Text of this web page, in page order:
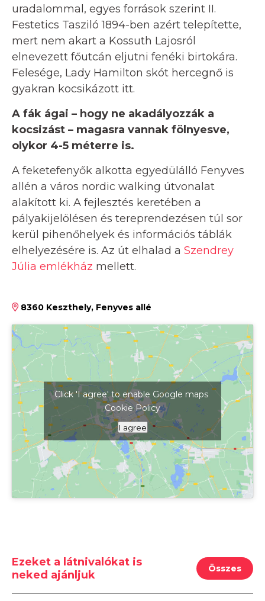
uradalommal, egyes források szerint II.
Festetics Tasziló 1894-ben azért telepítette,
mert nem akart a Kossuth Lajosról
elnevezett főutcán eljutni fenéki birtokára.
Felesége, Lady Hamilton skót hercegnő is
gyakran kocsikázott itt.
A fák ágai – hogy ne akadályozzák a
kocsizást – magasra vannak fölnyesve,
olykor 4-5 méterre is.
A feketefenyők alkotta egyedülálló Fenyves
allén a város nordic walking útvonalat
alakított ki. A fejlesztés keretében a
pályakijelölésen és tereprendezésen túl sor
kerül pihenőhelyek és információs táblák
elhelyezésére is. Az út elhalad a Szendrey
Júlia emlékház mellett.
8360 Keszthely, Fenyves allé
Kattints ide a térkép megjelenítéséhez
Click 'I agree' to enable Google maps
Cookie Policy
I agree
Ezeket a látnivalókat is
neked ajánljuk
Összes